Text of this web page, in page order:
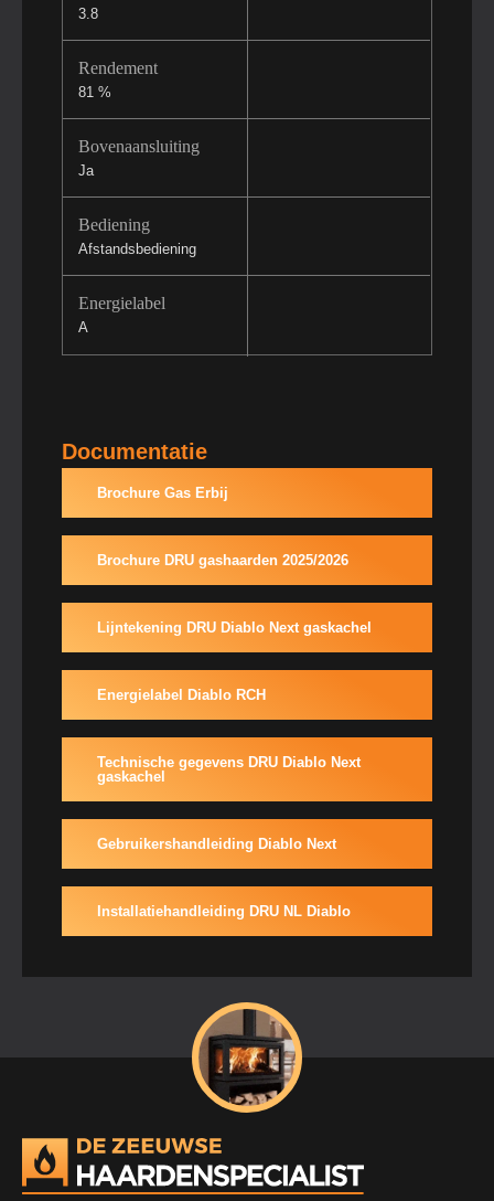
3.8
Rendement
81 %
Bovenaansluiting
Ja
Bediening
Afstandsbediening
Energielabel
A
Documentatie
Brochure Gas Erbij
Brochure DRU gashaarden 2025/2026
Lijntekening DRU Diablo Next gaskachel
Energielabel Diablo RCH
Technische gegevens DRU Diablo Next
gaskachel
Gebruikershandleiding Diablo Next
Installatiehandleiding DRU NL Diablo